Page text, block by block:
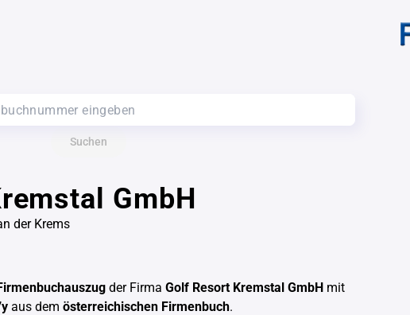
Suchen
GmbH
der Krems
der Firma Golf Resort Kremstal GmbH mit
aus dem österreichischen Firmenbuch.